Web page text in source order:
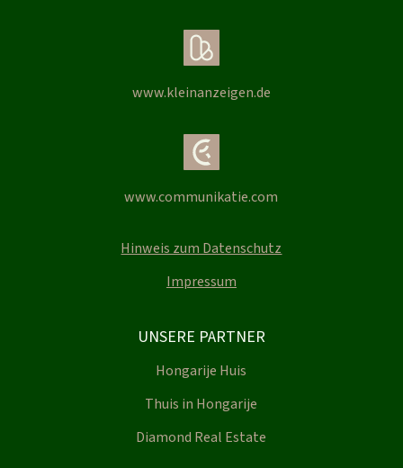
www.kleinanzeigen.de
www.communikatie.com
Hinweis zum Datenschutz
Impressum
UNSERE PARTNER
Hongarije Huis
Thuis in Hongarije
Diamond Real Estate